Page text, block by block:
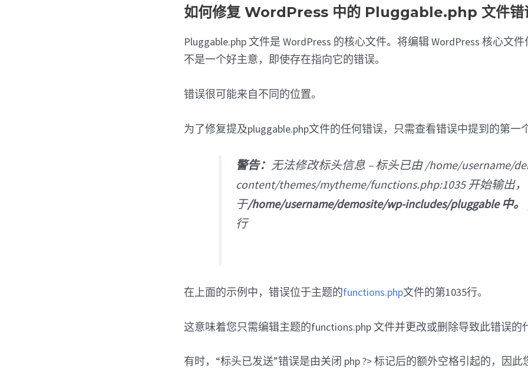
如何修复 WordPress 中的 Pluggable.php 文件错
Pluggable.php 文件是 WordPress 的核心文件。将编辑 WordPress 核心文
不是一个好主意，即使存在指向它的错误。
错误很可能来自不同的位置。
为了修复提及pluggable.php文件的任何错误，只需查看错误中提到的第一
警告： 无法修改标头信息 – 标头已由 /home/username/
content/themes/mytheme/functions.php:1035 开始输出
于/home/username/demosite/wp-includes/pluggable 中。
行
在上面的示例中，错误位于主题的functions.php文件的第1035行。
这意味着您只需编辑主题的functions.php 文件并更改或删除导致此错误的
有时，“标头已发送”错误是由关闭 php ?> 标记后的额外空格引起的，因